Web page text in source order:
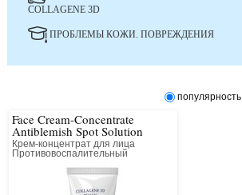
COLLAGENE 3D
ПРОБЛЕМЫ КОЖИ. ПОВРЕЖДЕНИЯ
популярность
Face Cream-Concentrate
Antiblemish Spot Solution
Крем-концентрат для лица
Противовоспалительный